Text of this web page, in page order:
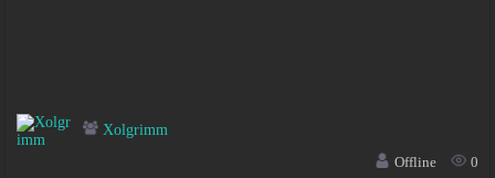
Xolgrimm
Offline
0